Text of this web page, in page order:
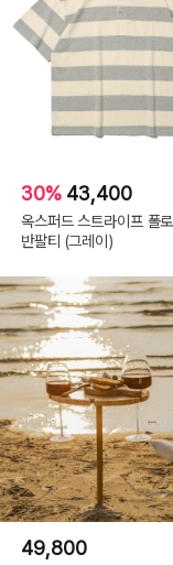
30% 43,400
옥스퍼드 스트라이프 폴
반팔티 (그레이)
49,800